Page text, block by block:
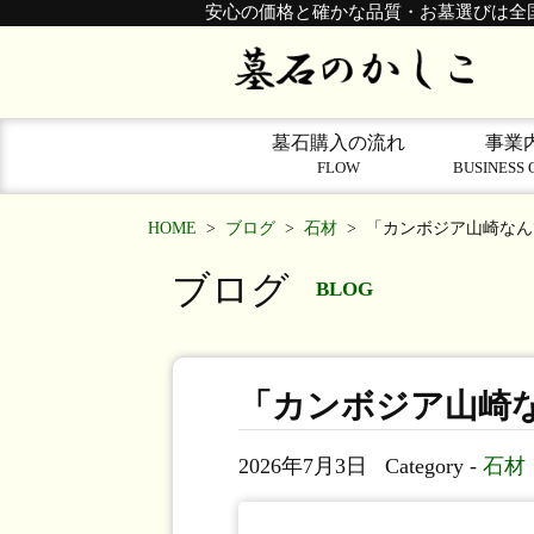
安心の価格と確かな品質・お墓選びは
墓石購入の流れ
FLOW
事業
BUSINESS
HOME > ブログ > 石材 > 「カンボジア山崎な
ブログ BLOG
「カンボジア山崎
2026年7月3日 Category - 石材